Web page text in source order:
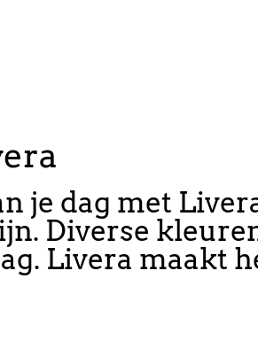
je dag met
Diverse
Livera maakt